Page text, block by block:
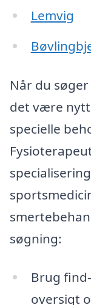
Lemvig
Når du
det være
specielle
søgning:
Brug
oversigt